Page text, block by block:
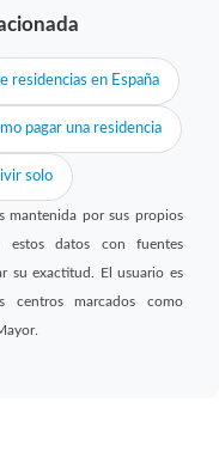
residencias en España
pagar una residencia
solo
mantenida por sus propios
estos datos con fuentes
su exactitud. El usuario es
centros marcados como